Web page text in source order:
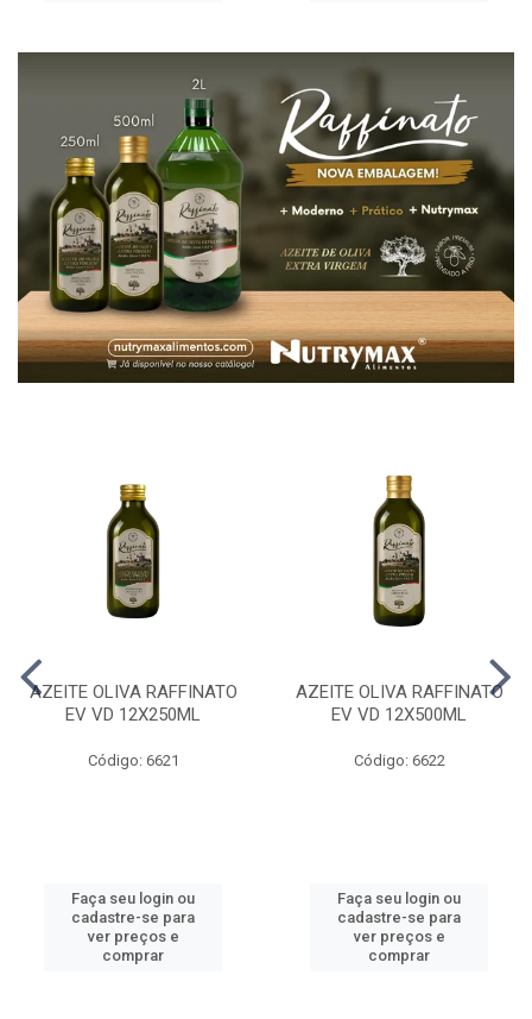
AZEITE OLIVA RAFFINATO
EV VD 12X250ML
Código: 6621
Faça seu login ou
cadastre-se para
ver preços e
comprar
AZEITE OLIVA RAFFINATO
EV VD 12X500ML
Código: 6622
Faça seu login ou
cadastre-se para
ver preços e
comprar